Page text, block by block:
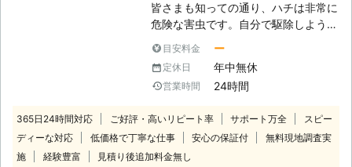
やマンションなどの貨物物件などに出
現したシロアリの駆除、防除も対応し
ております。アリみたいな虫がいたけ
る…一回見積もりだけでもしてもらい
たい。ささいなことでも一度シロアリ
しっかりと駆除するには、出現時のみ
ならず定期的な薬剤配布による対策が
重要になってきます。シロアリ110番
皆さまも知っての通り、ハチは非常に
危険な害虫です。自分で駆除しようと
まうことがあるので注意してくださ
い。 過去には殺虫剤の効き目が悪か
った・大群で襲われたなどといったハ
す。 刺されると腫れや痛みがひどく
なり、最悪の場合死に至ることもあり
ます。 安心安全確実にハチを撃退す
目安料金 ー
定休日 年中無休
営業時間 24時間
365日24時間対応 ご好評・高いリピート率 サポート万全
スピー
ディーな対応
低価格で丁寧な仕事 安心の保証付
無料現地調査実
施
経験豊富 見積り後追加料金無し